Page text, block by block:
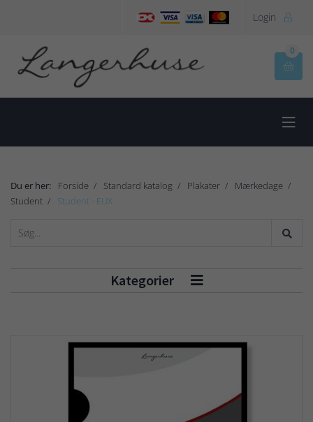
Login 

0

Du er her: Forside Standard katalog Plakater
Mærkedage
Student
Student - EUX
Kategorier 